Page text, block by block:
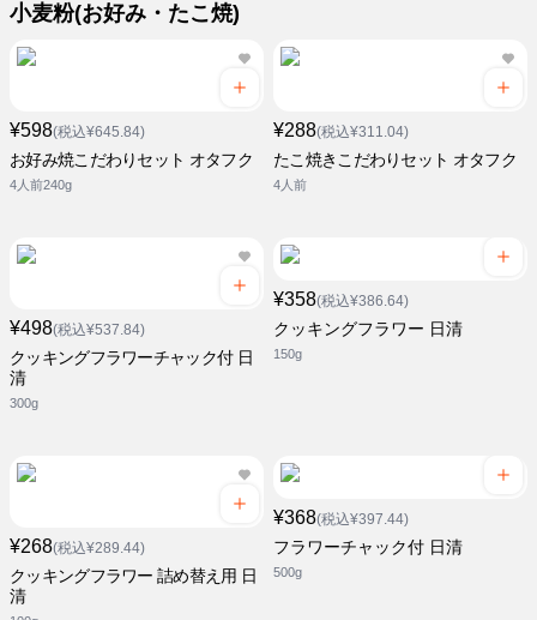
小麦粉(お好み・たこ焼)
¥598(税込¥645.84)
お好み焼こだわりセット オタフク
4人前240g
¥288(税込¥311.04)
たこ焼きこだわりセット オタフク
4人前
¥498(税込¥537.84)
クッキングフラワーチャック付 日
清
300g
¥358(税込¥386.64)
クッキングフラワー 日清
150g
¥268(税込¥289.44)
クッキングフラワー 詰め替え用 日
清
¥368(税込¥397.44)
フラワーチャック付 日清
500g